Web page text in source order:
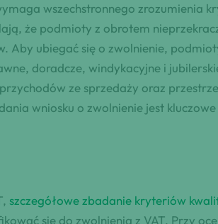
wszechstronnego zrozumienia
że podmioty z obrotem
Aby ubiegać się o zwolnienie,
doradcze, windykacyjne i
ze sprzedaży oraz
wniosku o zwolnienie jest
szczegółowe zbadanie kryteriów
się do zwolnienia z VAT. Przy